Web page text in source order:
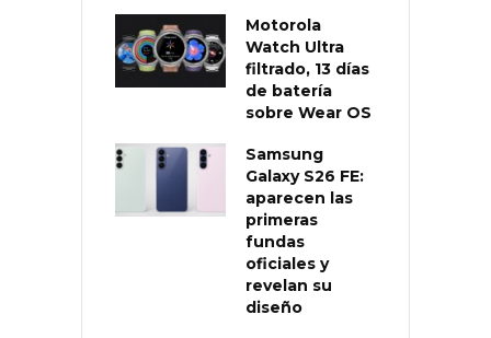
Motorola
Watch Ultra
filtrado, 13 días
de batería
sobre Wear OS
Samsung
Galaxy S26 FE:
aparecen las
primeras
fundas
oficiales y
revelan su
diseño